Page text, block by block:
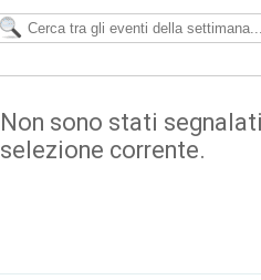
Non sono stati
selezione corrente.